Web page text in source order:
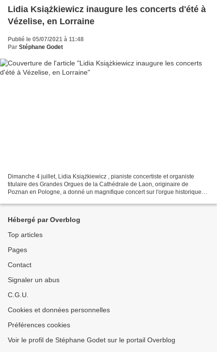
Lidia Książkiewicz inaugure les concerts d'été à
Vézelise, en Lorraine
Publié le 05/07/2021 à 11:48
Par Stéphane Godet
Dimanche 4 juillet, Lidia Książkiewicz , pianiste concertiste et organiste
titulaire des Grandes Orgues de la Cathédrale de Laon, originaire de
Poznan en Pologne, a donné un magnifique concert sur l'orgue historique
Hébergé par Overblog
Top articles
Pages
Contact
Signaler un abus
C.G.U.
Cookies et données personnelles
Préférences cookies
Voir le profil de Stéphane Godet sur le portail Overblog